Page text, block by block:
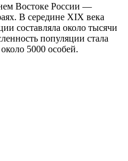
Востоке России —
В середине XIX века
составляла около тысячи
популяции стала
5000 особей.